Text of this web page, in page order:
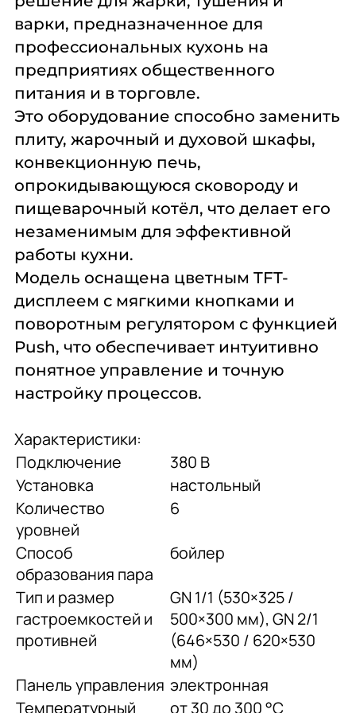
Комплексное
оснащение
Подробнее
Поставка
аксессуаров и
запасных частей
Подробнее
Оборудование
профессиональной
кухни
Подробнее
варки, предназначенное для
профессиональных кухонь на
предприятиях общественного
питания и в торговле.
Это оборудование способно заменить
плиту, жарочный и духовой шкафы,
конвекционную печь,
опрокидывающуюся сковороду и
пищеварочный котёл, что делает его
незаменимым для эффективной
работы кухни.
Модель оснащена цветным TFT-
дисплеем с мягкими кнопками и
поворотным регулятором с функцией
Push, что обеспечивает интуитивно
понятное управление и точную
настройку процессов.
Характеристики:
Подключение
380 В
Установка
настольный
Количество
уровней
6
Способ
образования пара
бойлер
Тип и размер
гастроемкостей и
противней
GN 1/1 (530×325 /
500×300 мм), GN 2/1
(646×530 / 620×530
мм)
Панель управления электронная
Температурный
от 30 до 300 °С